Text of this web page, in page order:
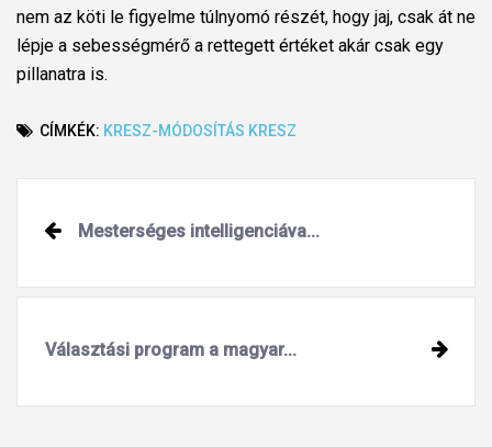
nem az köti le figyelme túlnyomó részét, hogy jaj, csak át ne
lépje a sebességmérő a rettegett értéket akár csak egy
pillanatra is.
CÍMKÉK: KRESZ-MÓDOSÍTÁS KRESZ
Post
navigation
Mesterséges intelligenciáva...
Választási program a magyar...